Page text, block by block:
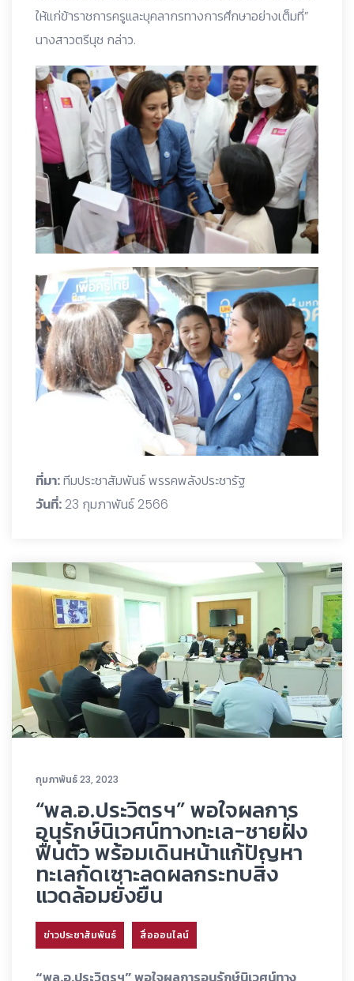
ให้แก่ข้าราชการครูและบุคลากรทางการศึกษาอย่างเต็มที่”
นางสาวตรีนุช กล่าว.
ที่มา:ทีมประชาสัมพันธ์ พรรคพลังประชารัฐ
วันที่: 23 กุมภาพันธ์ 2566
กุมภาพันธ์ 23, 2023
“พล.อ.ประวิตรฯ” พอใจผลการ
อนุรักษ์นิเวศน์ทางทะเล-ชายฝั่ง
ฟื้นตัว พร้อมเดินหน้าแก้ปัญหา
ทะเลกัดเซาะลดผลกระทบสิ่ง
แวดล้อมยั่งยืน
ข่าวประชาสัมพันธ์ สื่อออนไลน์